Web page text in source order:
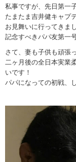
私事ですが、先日第一
たまたま吉井健キャプ
お見舞いに行ってきま
記念すべきパパ友第一
さて、妻も子供も頑張
二ヶ月後の全日本実業
いです！
パパになっての初戦、